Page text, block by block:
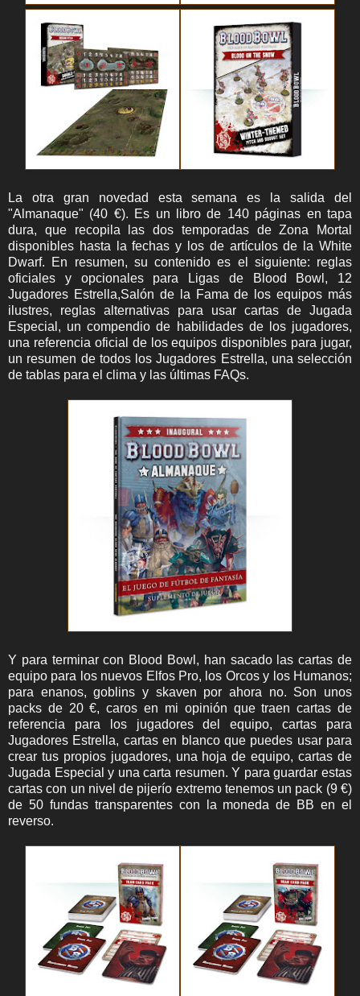
La otra gran novedad esta semana es la salida del
"Almanaque" (40 €). Es un libro de 140 páginas en tapa
dura, que recopila las dos temporadas de Zona Mortal
disponibles hasta la fechas y los de artículos de la White
Dwarf. En resumen, su contenido es el siguiente: reglas
oficiales y opcionales para Ligas de Blood Bowl, 12
Jugadores Estrella,Salón de la Fama de los equipos más
ilustres, reglas alternativas para usar cartas de Jugada
Especial, un compendio de habilidades de los jugadores,
una referencia oficial de los equipos disponibles para jugar,
un resumen de todos los Jugadores Estrella, una selección
de tablas para el clima y las últimas FAQs.
Y para terminar con Blood Bowl, han sacado las cartas de
equipo para los nuevos Elfos Pro, los Orcos y los Humanos;
para enanos, goblins y skaven por ahora no. Son unos
packs de 20 €, caros en mi opinión que traen cartas de
referencia para los jugadores del equipo, cartas para
Jugadores Estrella, cartas en blanco que puedes usar para
crear tus propios jugadores, una hoja de equipo, cartas de
Jugada Especial y una carta resumen. Y para guardar estas
cartas con un nivel de pijerío extremo tenemos un pack (9 €)
de 50 fundas transparentes con la moneda de BB en el
reverso.